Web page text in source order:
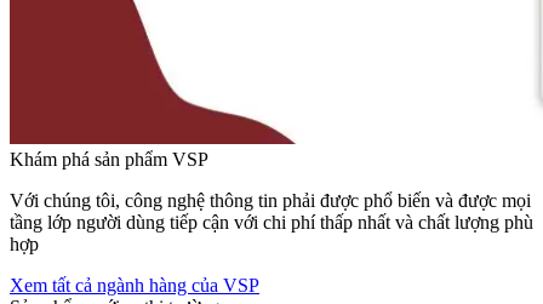
Khám phá sản phẩm VSP
Với chúng tôi, công nghệ thông tin phải được phổ biến và được mọi
tầng lớp người dùng tiếp cận với chi phí thấp nhất và chất lượng phù
hợp
Xem tất cả ngành hàng của VSP